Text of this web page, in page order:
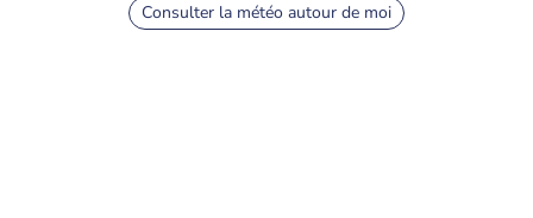
Consulter la météo autour de moi